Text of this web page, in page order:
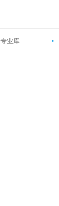
专业库 •